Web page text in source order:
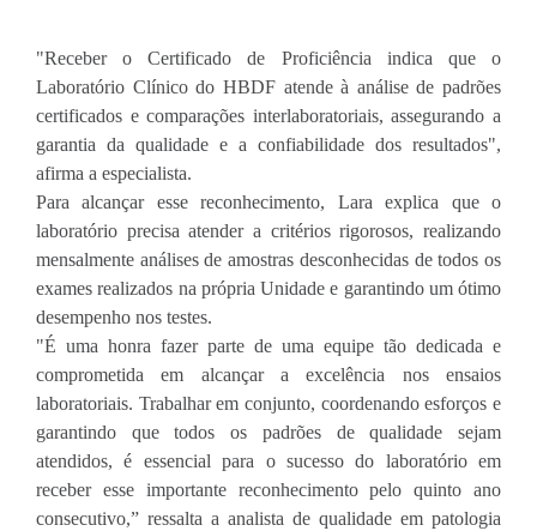
"Receber o Certificado de Proficiência indica que o
Laboratório Clínico do HBDF atende à análise de padrões
certificados e comparações interlaboratoriais, assegurando a
garantia da qualidade e a confiabilidade dos resultados",
afirma a especialista.
Para alcançar esse reconhecimento, Lara explica que o
laboratório precisa atender a critérios rigorosos, realizando
mensalmente análises de amostras desconhecidas de todos os
exames realizados na própria Unidade e garantindo um ótimo
desempenho nos testes.
"É uma honra fazer parte de uma equipe tão dedicada e
comprometida em alcançar a excelência nos ensaios
laboratoriais. Trabalhar em conjunto, coordenando esforços e
garantindo que todos os padrões de qualidade sejam
atendidos, é essencial para o sucesso do laboratório em
receber esse importante reconhecimento pelo quinto ano
consecutivo,” ressalta a analista de qualidade em patologia